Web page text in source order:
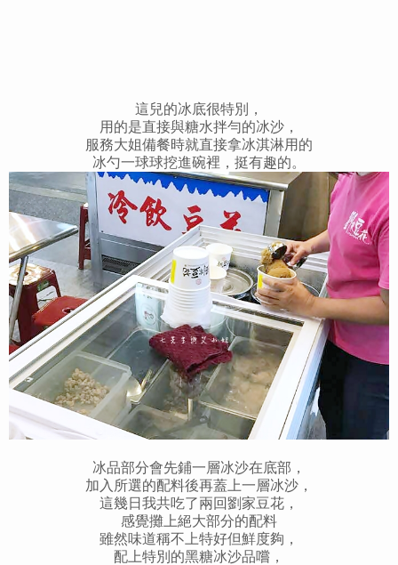
這兒的冰底很特別，
用的是直接與糖水拌勻的冰沙，
服務大姐備餐時就直接拿冰淇淋用的
冰勺一球球挖進碗裡，挺有趣的。
冰品部分會先鋪一層冰沙在底部，
加入所選的配料後再蓋上一層冰沙，
這幾日我共吃了兩回劉家豆花，
感覺攤上絕大部分的配料
雖然味道稱不上特好但鮮度夠，
配上特別的黑糖冰沙品嚐，